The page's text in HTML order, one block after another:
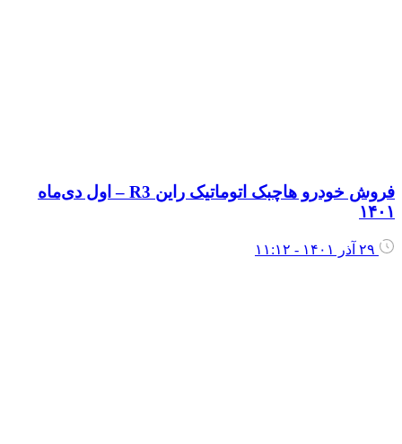
فروش خودرو هاچبک اتوماتیک راین R3 – اول دی‌ماه
۲۹ آذر ۱۴۰۱ - ۱۱:۱۲